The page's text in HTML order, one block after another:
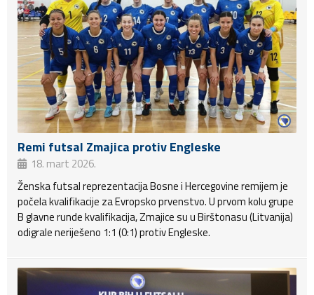
Remi futsal Zmajica protiv Engleske
18. mart 2026.
Ženska futsal reprezentacija Bosne i Hercegovine remijem je
počela kvalifikacije za Evropsko prvenstvo. U prvom kolu grupe
B glavne runde kvalifikacija, Zmajice su u Birštonasu (Litvanija)
odigrale neriješeno 1:1 (0:1) protiv Engleske.